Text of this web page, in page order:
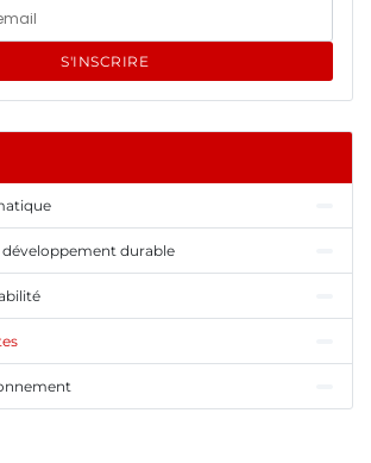
S'INSCRIRE
développement durable